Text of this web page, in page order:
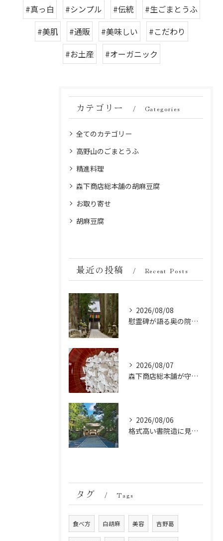
#真っ白
#シンプル #伝統
#生ごまとうふ
#美肌
#通販 #美味しい
#こだわり
#お土産
#オーガニック
カテゴリー Categories
全てのカテゴリー
高野山のごまとうふ
精進料理
森下商店総本舗の胡麻豆腐
お取り寄せ
胡麻豆腐
最近の投稿 Recent Posts
2026/08/08
慰霊碑が語る奥の院の過去：祈りと歴史の中間地点
2026/08/07
森下商店総本舗が守り続ける伝統の胡麻豆腐に使う吉野葛の純度と効能
2026/08/06
格式高い書院造に見る金剛峯寺の中世から近世への変遷
タグ Tags
食べ方 白胡麻 美容 吉野葛